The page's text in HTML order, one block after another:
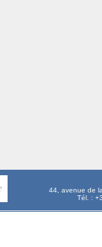
44, avenue de
Tél. :